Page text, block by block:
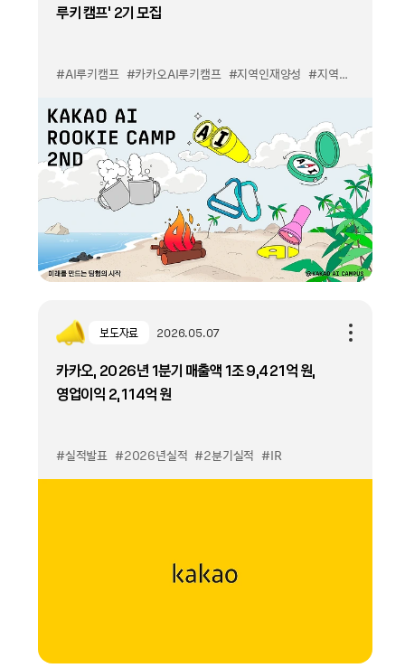
루키 캠프’ 2기 모집
#AI루키캠프 #카카오AI루키캠프 #지역인재양성 #지역경제활성화
보도자료 2026.05.07
카카오, 2026년 1분기 매출액 1조 9,421억 원,
영업이익 2,114억 원
#실적발표 #2026년실적 #2분기실적 #IR